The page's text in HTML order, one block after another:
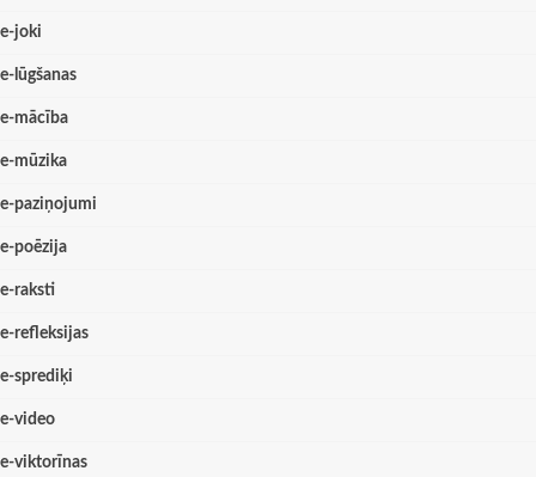
e-joki
e-lūgšanas
e-mācība
e-mūzika
e-paziņojumi
e-poēzija
e-raksti
e-refleksijas
e-sprediķi
e-video
e-viktorīnas